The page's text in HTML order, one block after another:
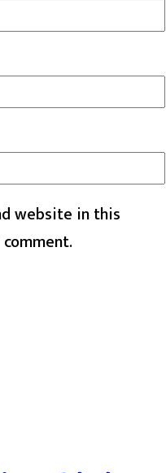
website in this